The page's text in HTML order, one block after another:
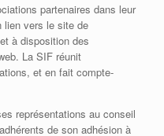
partenaires dans leur
lien vers le site de
à disposition des
La SIF réunit
et en fait compte-
représentations au conseil
de son adhésion à